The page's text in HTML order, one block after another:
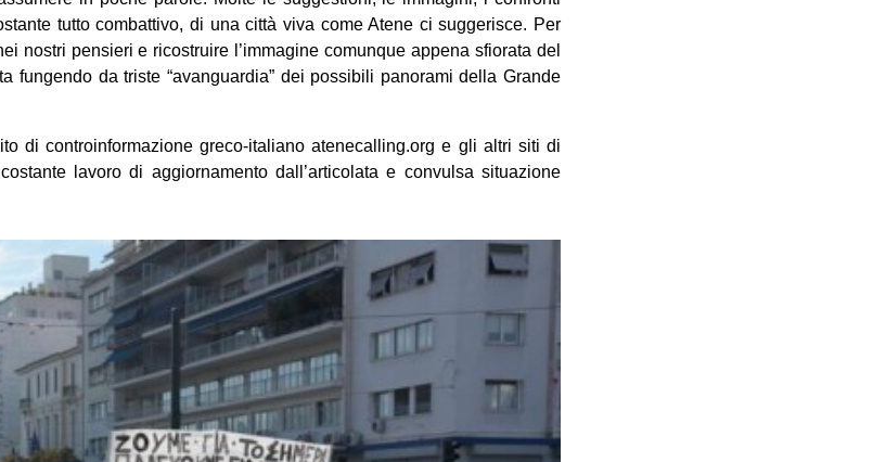
tutto combattivo, di una città viva come Atene ci suggerisce. Per
nostri pensieri e ricostruire l’immagine comunque appena sfiorata del
fungendo da triste “avanguardia” dei possibili panorami della Grande
di controinformazione greco-italiano atenecalling.org e gli altri siti di
lavoro di aggiornamento dall’articolata e convulsa situazione